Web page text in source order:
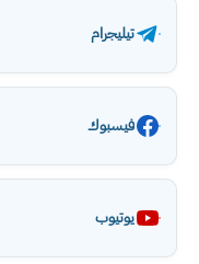
تيليجرام
فيسبوك
يوتيوب